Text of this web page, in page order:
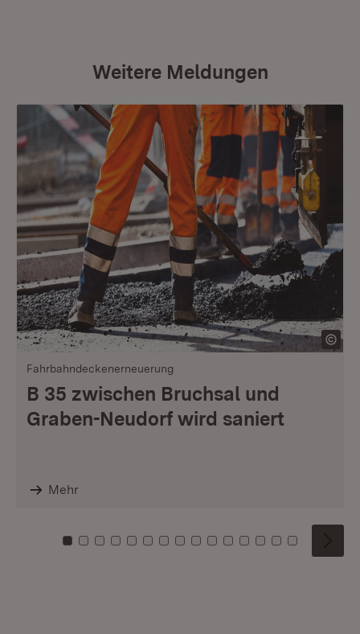
Weitere Meldungen
Fahrbahndeckenerneuerung
B 35 zwischen Bruchsal und
Graben-Neudorf wird saniert
Mehr
Zu Kachel: 0
Zu Kachel: 1
Zu Kachel: 2
Zu Kachel: 3
Zu Kachel: 4
Zu Kachel: 5
Zu Kachel: 6
Zu Kachel: 7
Zu Kachel: 8
Zu Kachel: 9
Zu Kachel: 10
Zu Kachel: 11
Zu Kachel: 12
Zu Kachel:
Zu